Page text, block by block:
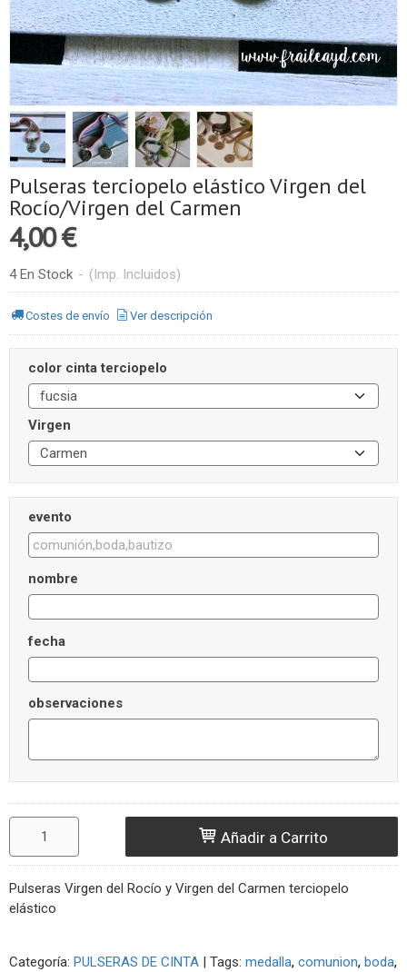
Pulseras terciopelo elástico Virgen del
Rocío/Virgen del Carmen
4,00 €
4 En Stock - (Imp. Incluidos)
Costes de envío Ver descripción
color cinta terciopelo
Virgen
evento
nombre
fecha
observaciones
Añadir a Carrito
Pulseras Virgen del Rocío y Virgen del Carmen terciopelo
elástico
Categoría: PULSERAS DE CINTA | Tags: medalla comunion boda